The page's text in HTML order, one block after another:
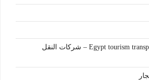
Egypt tourism transportation companies – شركات النقل